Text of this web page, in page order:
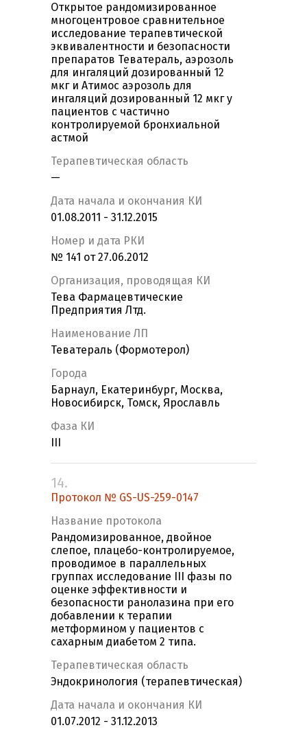
Открытое рандомизированное
многоцентровое сравнительное
исследование терапевтической
эквивалентности и безопасности
препаратов Теватераль, аэрозоль
для ингаляций дозированный 12
мкг и Атимос аэрозоль для
ингаляций дозированный 12 мкг у
пациентов с частично
контролируемой бронхиальной
астмой
Терапевтическая область
—
Дата начала и окончания КИ
01.08.2011 - 31.12.2015
Номер и дата РКИ
№ 141 от 27.06.2012
Организация, проводящая КИ
Тева Фармацевтические
Предприятия Лтд.
Наименование ЛП
Теватераль (Формотерол)
Города
Барнаул, Екатеринбург, Москва,
Новосибирск, Томск, Ярославль
Фаза КИ
14.
Протокол № GS-US-259-0147
Название протокола
Рандомизированное, двойное
слепое, плацебо-контролируемое,
проводимое в параллельных
группах исследование III фазы по
оценке эффективности и
безопасности ранолазина при его
добавлении к терапии
метформином у пациентов с
сахарным диабетом 2 типа.
Терапевтическая область
Эндокринология (терапевтическая)
Дата начала и окончания КИ
01.07.2012 - 31.12.2013